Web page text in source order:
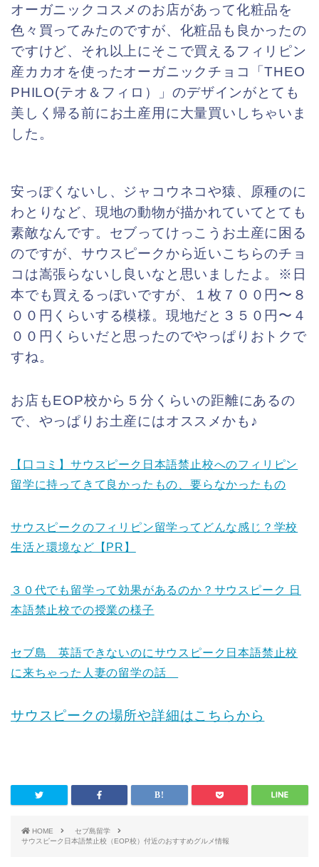
オーガニックコスメのお店があって化粧品を
色々買ってみたのですが、化粧品も良かったの
ですけど、それ以上にそこで買えるフィリピン
産カカオを使ったオーガニックチョコ「THEO
PHILO(テオ＆フィロ）」のデザインがとても
美しく帰る前にお土産用に大量買いしちゃいま
した。
安っぽくないし、ジャコウネコや猿、原種のに
わとりなど、現地の動物が描かれていてとても
素敵なんです。セブってけっこうお土産に困る
のですが、サウスピークから近いこちらのチョ
コは嵩張らないし良いなと思いましたよ。※日
本でも買えるっぽいですが、１枚７００円〜８
００円くらいする模様。現地だと３５０円〜４
００円くらいだと思ったのでやっぱりおトクで
すね。
お店もEOP校から５分くらいの距離にあるの
で、やっぱりお土産にはオススメかも♪
【口コミ】サウスピーク日本語禁止校へのフィリピン
留学に持ってきて良かったもの、要らなかったもの
サウスピークのフィリピン留学ってどんな感じ？学校
生活と環境など【PR】
３０代でも留学って効果があるのか？サウスピーク 日
本語禁止校での授業の様子
セブ島 英語できないのにサウスピーク日本語禁止校
に来ちゃった人妻の留学の話
サウスピークの場所や詳細はこちらから
HOME
セブ島留学
サウスピーク日本語禁止校（EOP校）付近のおすすめグルメ情報